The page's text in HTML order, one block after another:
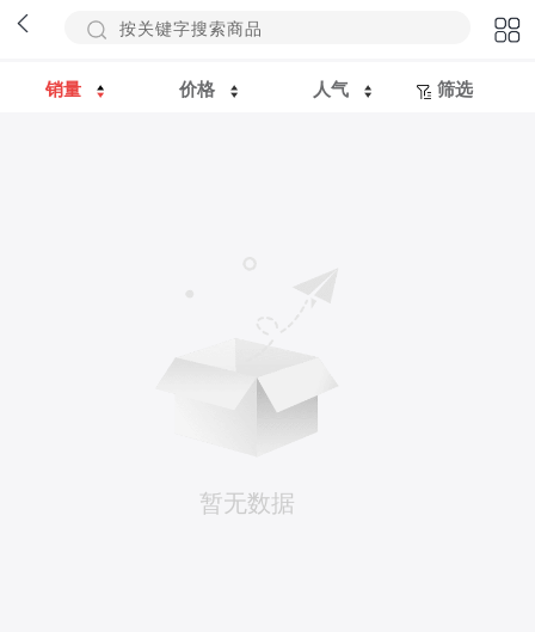
销量 价格 人气 筛选
暂无数据